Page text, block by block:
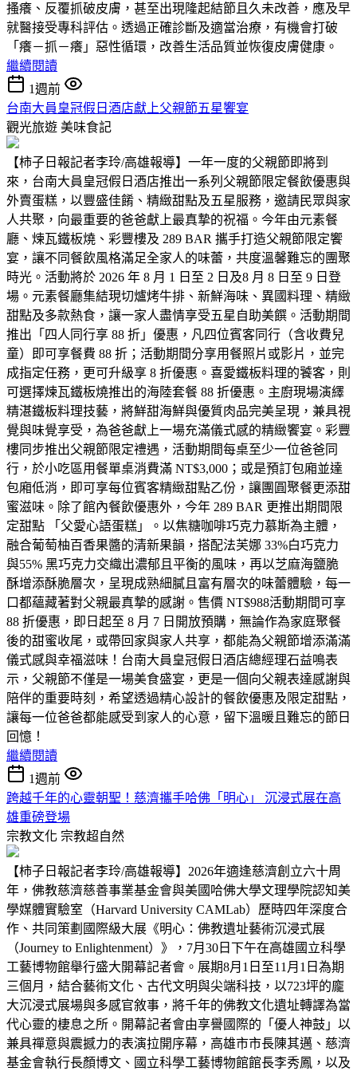
搔癢、反覆抓破皮膚，甚至出現隆起結節且久未改善，應及早
就醫接受專科評估。透過正確診斷及適當治療，有機會打破
「癢－抓－癢」惡性循環，改善生活品質並恢復皮膚健康。
繼續閱讀
1週前
台南大員皇冠假日酒店獻上父親節五星饗宴
觀光旅遊 美味食記
【柿子日報記者李玲/高雄報導】一年一度的父親節即將到
來，台南大員皇冠假日酒店推出一系列父親節限定餐飲優惠與
外賣蛋糕，以豐盛佳餚、精緻甜點及五星服務，邀請民眾與家
人共聚，向最重要的爸爸獻上最真摯的祝福。今年由元素餐
廳、煉瓦鐵板燒、彩豐樓及 289 BAR 攜手打造父親節限定饗
宴，讓不同餐飲風格滿足全家人的味蕾，共度溫馨難忘的團聚
時光。活動將於 2026 年 8 月 1 日至 2 日及8 月 8 日至 9 日登
場。元素餐廳集結現切爐烤牛排、新鮮海味、異國料理、精緻
甜點及多款熱食，讓一家人盡情享受五星自助美饌。活動期間
推出「四人同行享 88 折」優惠，凡四位賓客同行（含收費兒
童）即可享餐費 88 折；活動期間分享用餐照片或影片，並完
成指定任務，更可升級享 8 折優惠。喜愛鐵板料理的饕客，則
可選擇煉瓦鐵板燒推出的海陸套餐 88 折優惠。主廚現場演繹
精湛鐵板料理技藝，將鮮甜海鮮與優質肉品完美呈現，兼具視
覺與味覺享受，為爸爸獻上一場充滿儀式感的精緻饗宴。彩豐
樓同步推出父親節限定禮遇，活動期間每桌至少一位爸爸同
行，於小吃區用餐單桌消費滿 NT$3,000；或是預訂包廂並達
包廂低消，即可享每位賓客精緻甜點乙份，讓團圓聚餐更添甜
蜜滋味。除了館內餐飲優惠外，今年 289 BAR 更推出期間限
定甜點 「父愛心語蛋糕」。以焦糖咖啡巧克力慕斯為主體，
融合葡萄柚百香果醬的清新果韻，搭配法芙娜 33%白巧克力
與55% 黑巧克力交織出濃郁且平衡的風味，再以芝麻海鹽脆
酥增添酥脆層次，呈現成熟細膩且富有層次的味蕾體驗，每一
口都蘊藏著對父親最真摯的感謝。售價 NT$988活動期間可享
88 折優惠，即日起至 8 月 7 日開放預購，無論作為家庭聚餐
後的甜蜜收尾，或帶回家與家人共享，都能為父親節增添滿滿
儀式感與幸福滋味！台南大員皇冠假日酒店總經理石益鳴表
示，父親節不僅是一場美食盛宴，更是一個向父親表達感謝與
陪伴的重要時刻，希望透過精心設計的餐飲優惠及限定甜點，
讓每一位爸爸都能感受到家人的心意，留下溫暖且難忘的節日
回憶！
繼續閱讀
1週前
跨越千年的心靈朝聖！慈濟攜手哈佛「明心」 沉浸式展在高
雄重磅登場
宗教文化 宗教超自然
【柿子日報記者李玲/高雄報導】2026年適逢慈濟創立六十周
年，佛教慈濟慈善事業基金會與美國哈佛大學文理學院認知美
學媒體實驗室（Harvard University CAMLab）歷時四年深度合
作、共同策劃國際級大展《明心：佛教遺址藝術沉浸式展
（Journey to Enlightenment）》，7月30日下午在高雄國立科學
工藝博物館舉行盛大開幕記者會。展期8月1日至11月1日為期
三個月，結合藝術文化、古代文明與尖端科技，以723坪的龐
大沉浸式展場與多感官敘事，將千年的佛教文化遺址轉譯為當
代心靈的棲息之所。開幕記者會由享譽國際的「優人神鼓」以
兼具禪意與震撼力的表演拉開序幕，高雄市市長陳其邁、慈濟
基金會執行長顏博文、國立科學工藝博物館館長李秀鳳，以及